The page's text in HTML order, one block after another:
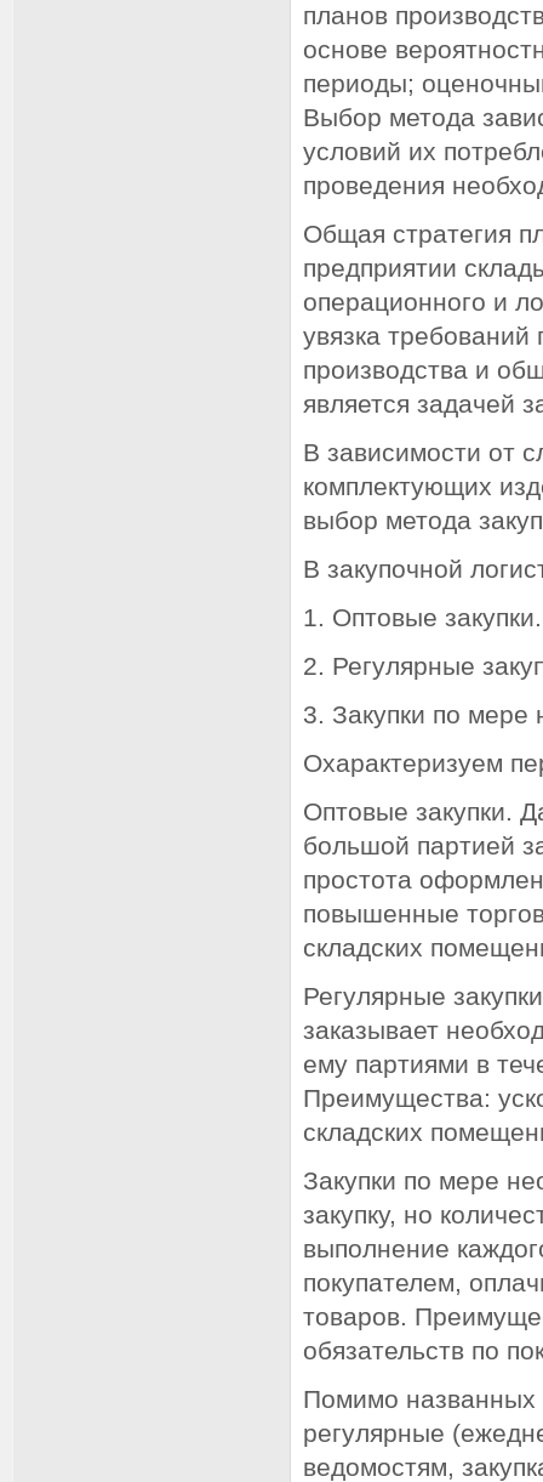
планов
основе
периоды;
Выбор метода
условий их
проведения
Общая стратегия
предприятии
операционного и
увязка
производства и
является задачей
В зависимости от
комплектующих
выбор метода
В закупочной
1. Оптовые закупки.
2. Регулярные
3. Закупки по мере
Охарактеризуем
Оптовые закупки.
большой партией
простота
повышенные
складских
Регулярные
заказывает
ему партиями в
Преимущества:
складских
Закупки по мере
закупку, но
выполнение
покупателем,
товаров.
обязательств по
Помимо названных
регулярные
ведомостям,